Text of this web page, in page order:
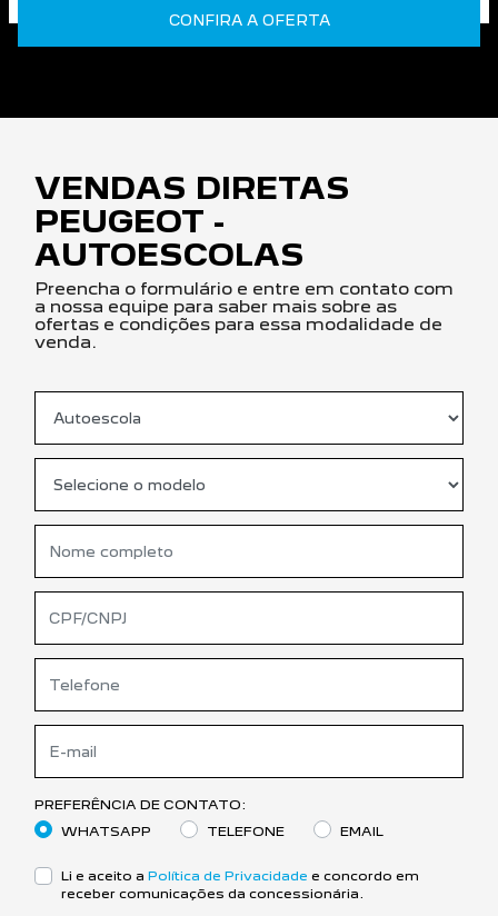
CONFIRA A OFERTA
VENDAS DIRETAS
PEUGEOT -
AUTOESCOLAS
Preencha o formulário e entre em contato com
a nossa equipe para saber mais sobre as
ofertas e condições para essa modalidade de
venda.
PREFERÊNCIA DE CONTATO:
WHATSAPP
TELEFONE EMAIL
Li e aceito a Política de Privacidade e concordo em
receber comunicações da concessionária.